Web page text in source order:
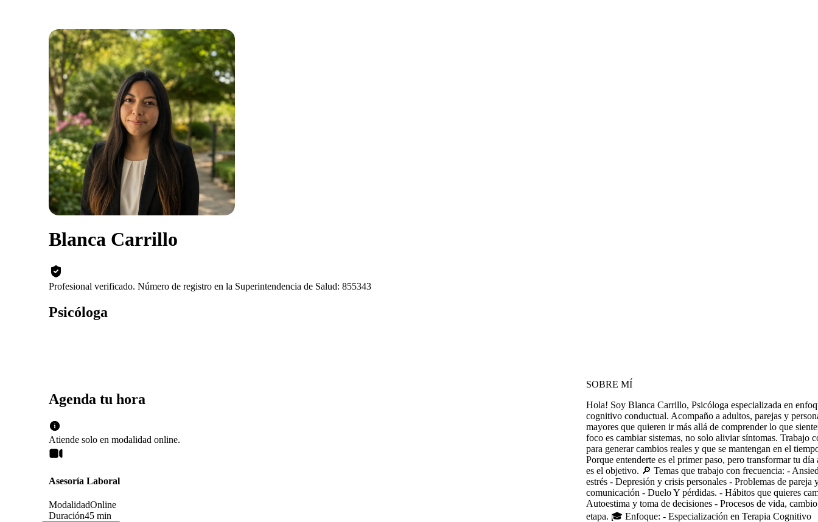
Blanca Carrillo
Profesional verificado. Número de registro en la Superintendencia de Salud: 855343
Psicóloga
Agenda tu hora
Atiende solo en modalidad online.
Asesoría Laboral
ModalidadOnline
Duración45 min
SOBRE MÍ
Hola! Soy Blanca Carrillo, Psicóloga especializada en
cognitivo conductual. Acompaño a adultos, parejas y
mayores que quieren ir más allá de comprender lo que
foco es cambiar sistemas, no solo aliviar síntomas. Trabajo
para generar cambios reales y que se mantengan en el
Porque entenderte es el primer paso, pero transformar tu día
es el objetivo. 🔎 Temas que trabajo con frecuencia: -
estrés - Depresión y crisis personales - Problemas de pareja
comunicación - Duelo Y pérdidas. - Hábitos que quieres
Autoestima y toma de decisiones - Procesos de vida,
etapa. 🎓 Enfoque: - Especialización en Terapia Cognitivo